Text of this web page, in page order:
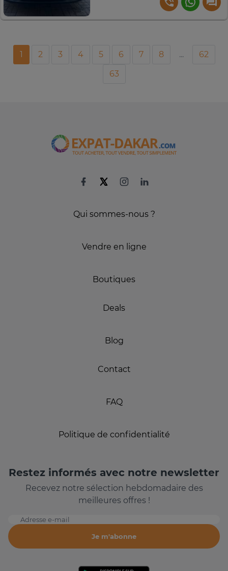
1 2 3 4 5 6 7 8 ...
62
63
Qui sommes-nous ?
Vendre en ligne
Boutiques
Deals
Blog
Contact
FAQ
Politique de confidentialité
Restez informés avec notre newsletter
Recevez notre sélection hebdomadaire des
meilleures offres !
Adresse e-mail
Je m'abonne